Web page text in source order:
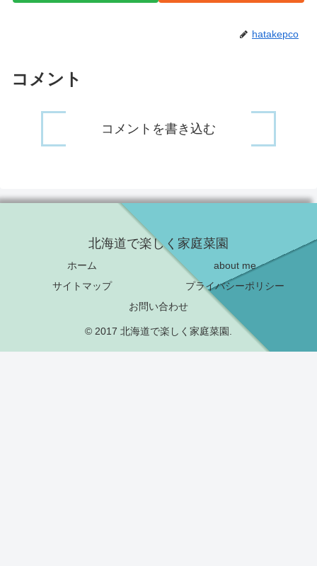
hatakepco
コメント
コメントを書き込む
北海道で楽しく家庭菜園
ホーム
about me
サイトマップ
プライバシーポリシー
お問い合わせ
© 2017 北海道で楽しく家庭菜園.